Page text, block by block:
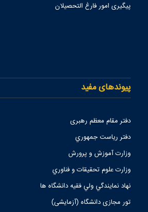
پیگیری امور فارغ التحصیلان
پیوندهای مفید
دفتر مقام معظم رهبری
دفتر رياست جمهوري
وزارت آموزش و پرورش
وزارت علوم تحقيقات و فناوري
نهاد نمايندگي ولي فقيه دانشگاه ها
تور مجازی دانشگاه (آزمایشی)